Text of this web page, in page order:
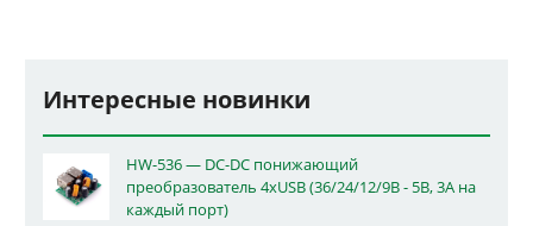
Интересные новинки
HW-536 — DC-DC понижающий
преобразователь 4xUSB (36/24/12/9В - 5В, 3А на
каждый порт)